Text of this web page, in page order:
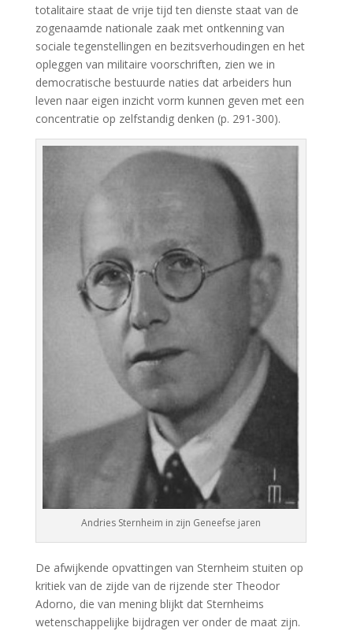
totalitaire staat de vrije tijd ten dienste staat van de
zogenaamde nationale zaak met ontkenning van
sociale tegenstellingen en bezitsverhoudingen en het
opleggen van militaire voorschriften, zien we in
democratische bestuurde naties dat arbeiders hun
leven naar eigen inzicht vorm kunnen geven met een
concentratie op zelfstandig denken (p. 291-300).
Andries Sternheim in zijn Geneefse jaren
De afwijkende opvattingen van Sternheim stuiten op
kritiek van de zijde van de rijzende ster Theodor
Adorno, die van mening blijkt dat Sternheims
wetenschappelijke bijdragen ver onder de maat zijn.